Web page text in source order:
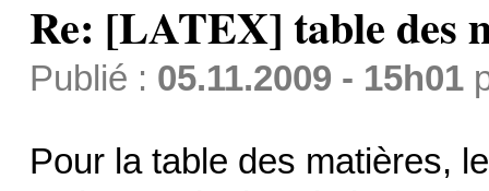
Re: [LATEX] table des
Publié : 05.11.2009 - 15h01
Pour la table des matières,